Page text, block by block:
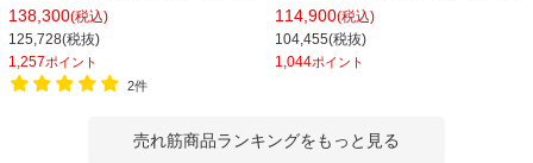
ーティングテーブル 配線収納付き 幅
2400×奥行1000×高さ720mm
138,300(税込)
125,728(税抜)
1,257ポイント
2件
ーティングテーブル 配線収納付き 幅
1800×奥行1000×高さ720mm
114,900(税込)
104,455(税抜)
1,044ポイント
売れ筋商品ランキングをもっと見る